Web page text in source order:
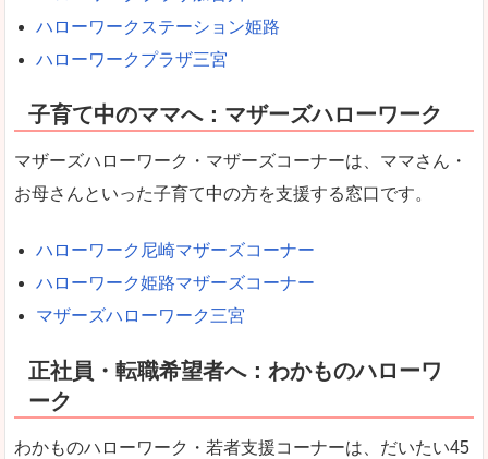
ハローワークステーション姫路
ハローワークプラザ三宮
子育て中のママへ：マザーズハローワーク
マザーズハローワーク・マザーズコーナーは、ママさん・
お母さんといった子育て中の方を支援する窓口です。
ハローワーク尼崎マザーズコーナー
ハローワーク姫路マザーズコーナー
マザーズハローワーク三宮
正社員・転職希望者へ：わかものハローワ
ーク
わかものハローワーク・若者支援コーナーは、だいたい45